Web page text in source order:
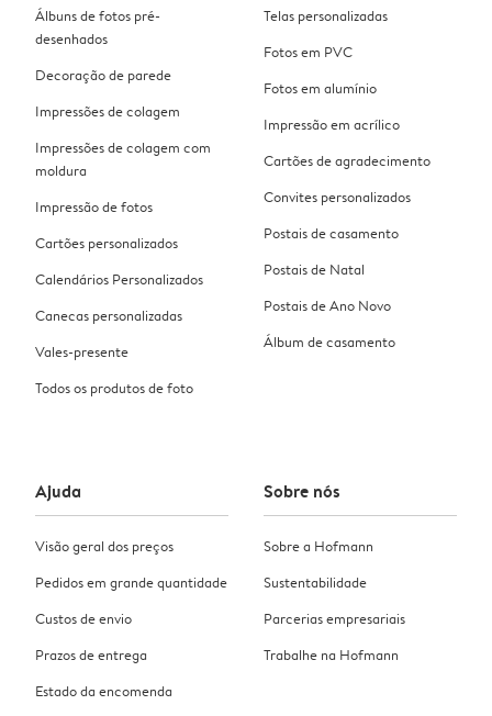
Álbuns de fotos pré-
desenhados
Decoração de parede
Impressões de colagem
Impressões de colagem com
moldura
Impressão de fotos
Cartões personalizados
Calendários Personalizados
Canecas personalizadas
Vales-presente
Todos os produtos de foto
Telas personalizadas
Fotos em PVC
Fotos em alumínio
Impressão em acrílico
Cartões de agradecimento
Convites personalizados
Postais de casamento
Postais de Natal
Postais de Ano Novo
Álbum de casamento
Ajuda
Visão geral dos preços
Pedidos em grande quantidade
Custos de envio
Prazos de entrega
Estado da encomenda
Sobre nós
Sobre a Hofmann
Sustentabilidade
Parcerias empresariais
Trabalhe na Hofmann